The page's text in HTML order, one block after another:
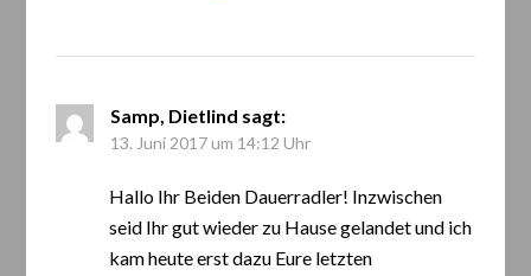
Samp, Dietlind sagt:
13. Juni 2017 um 14:12 Uhr
Hallo Ihr Beiden Dauerradler! Inzwischen
seid Ihr gut wieder zu Hause gelandet und ich
kam heute erst dazu Eure letzten